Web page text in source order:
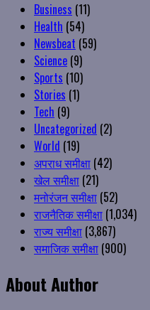
Business (11)
Health (54)
Newsbeat (59)
Science (9)
Sports (10)
Stories (1)
Tech (9)
Uncategorized (2)
World (19)
अपराध समीक्षा (42)
खेल समीक्षा (21)
मनोरंजन समीक्षा (52)
राजनैतिक समीक्षा (1,034)
राज्य समीक्षा (3,867)
समाजिक समीक्षा (900)
About Author